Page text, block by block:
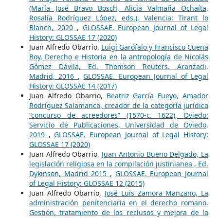
(María José Bravo Bosch, Alicia Valmaña Ochaíta,
Rosalía Rodríguez López, eds.), Valencia: Tirant lo
Blanch, 2020 , GLOSSAE. European Journal of Legal
History: GLOSSAE 17 (2020)
Juan Alfredo Obarrio, Luigi Garófalo y Francisco Cuena
Boy, Derecho e Historia en la antropología de Nicolás
Gómez Dávila, Ed. Thomson Reuters. Aranzadi,
Madrid, 2016 ,GLOSSAE. European Journal of Legal
History: GLOSSAE 14 (2017)
Juan Alfredo Obarrio, Beatriz García Fueyo, Amador
Rodríguez Salamanca, creador de la categoría jurídica
“concurso de acreedores” (1570-c. 1622), Oviedo:
Servicio de Publicaciones, Universidad de Oviedo,
2019 ,GLOSSAE. European Journal of Legal History:
GLOSSAE 17 (2020)
Juan Alfredo Obarrio, Juan Antonio Bueno Delgado, La
legislación religiosa en la compilación justinianea , Ed.
Dykinson, Madrid 2015 , GLOSSAE. European Journal
of Legal History: GLOSSAE 12 (2015)
Juan Alfredo Obarrio, José Luis Zamora Manzano, La
administración penitenciaria en el derecho romano.
Gestión, tratamiento de los reclusos y mejora de la